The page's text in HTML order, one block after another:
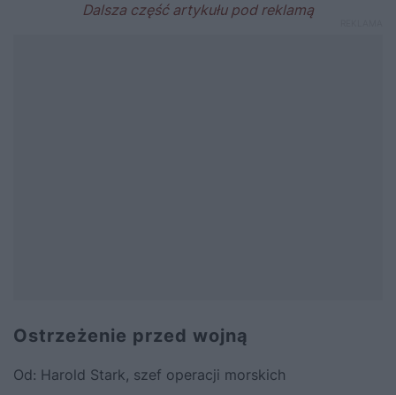
Ostrzeżenie przed wojną
Od: Harold Stark, szef operacji morskich